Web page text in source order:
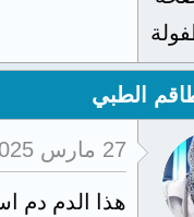
الطبي
27 مارس 2025
هذا الدم دم